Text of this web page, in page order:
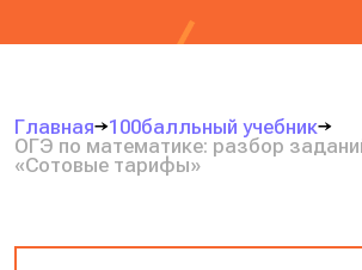
Главная
100балльный учебник
ОГЭ по математике: разбор
«Сотовые тарифы»